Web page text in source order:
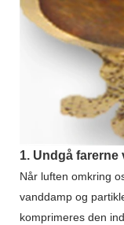
1. Undgå farerne
Når luften omkring
vanddamp og
komprimeres den